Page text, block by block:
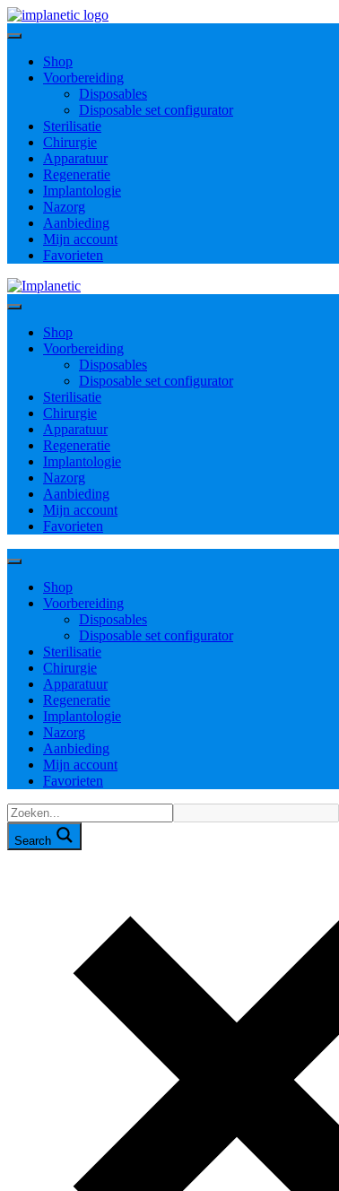
Ga
naar
Shop
Voorbereiding
Disposables
Disposable set configurator
Sterilisatie
Chirurgie
Apparatuur
Regeneratie
Implantologie
Nazorg
Aanbieding
Mijn account
Favorieten
Shop
Voorbereiding
Disposables
Disposable set configurator
Sterilisatie
Chirurgie
Apparatuur
Regeneratie
Implantologie
Nazorg
Aanbieding
Mijn account
Favorieten
Shop
Voorbereiding
Disposables
Disposable set configurator
Sterilisatie
Chirurgie
Apparatuur
Regeneratie
Implantologie
Nazorg
Aanbieding
Mijn account
Favorieten
Search